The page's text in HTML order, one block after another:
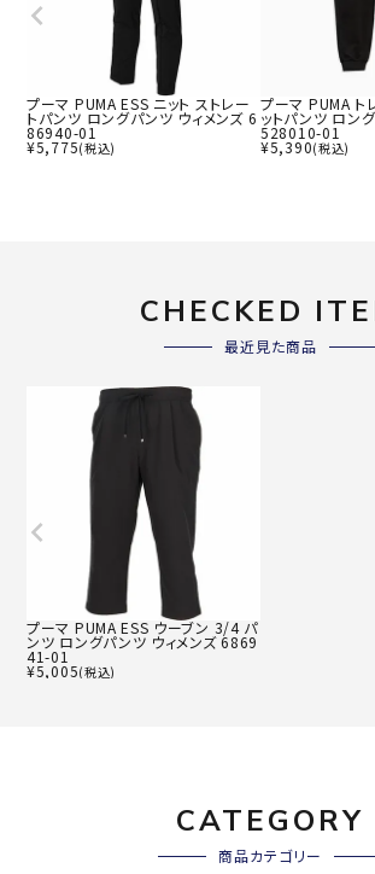
プーマ PUMA ESS ニット ストレー
トパンツ ロングパンツ ウィメンズ 6
86940-01
¥5,775(税込)
プーマ PUMA ト
ットパンツ ロン
528010-01
¥5,390(税込)
CHECKED
最近見た商品
プーマ PUMA ESS ウーブン 3/4 パ
ンツ ロングパンツ ウィメンズ 6869
41-01
¥5,005(税込)
CATEGORY
商品カテゴリー